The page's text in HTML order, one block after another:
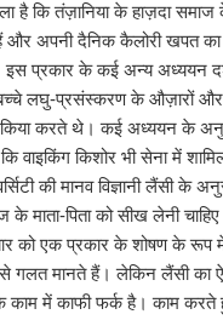
है कि तंज़ानिया के हाज़दा समाज
हैं और अपनी दैनिक कैलोरी खपत
प्रकार के कई अन्य अध्ययन
बच्चे लघु-प्रसंस्करण के औज़ारों
किया करते थे। कई अध्ययन के
वाइकिंग किशोर भी सेना में
की मानव विज्ञानी लैंसी के
के माता-पिता को सीख लेनी
को एक प्रकार के शोषण के रूप
गलत मानते हैं। लेकिन लैंसी का
में काफी फर्क है। काम करते